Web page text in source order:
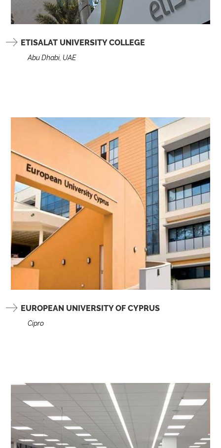
ETISALAT UNIVERSITY COLLEGE
Abu Dhabi, UAE
EUROPEAN UNIVERSITY OF CYPRUS
Cipro